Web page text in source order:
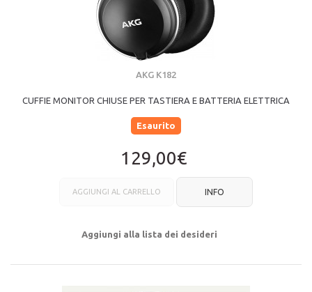
AKG K182
CUFFIE MONITOR CHIUSE PER TASTIERA E BATTERIA ELETTRICA
Esaurito
129,00€
AGGIUNGI AL CARRELLO INFO
Aggiungi alla lista dei desideri